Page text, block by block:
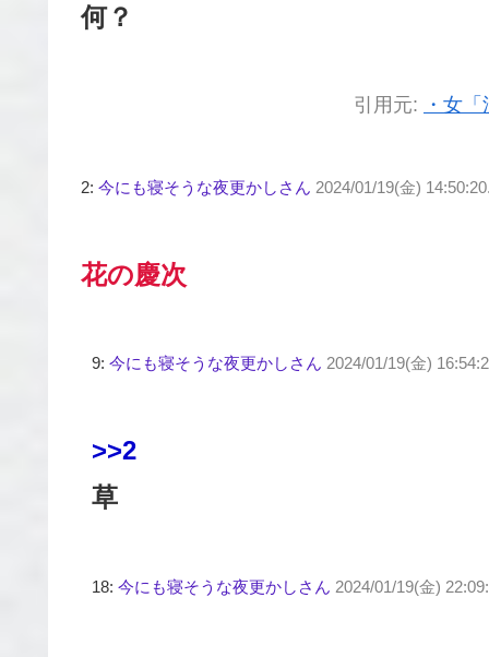
何？
引用元: ・女
2: 今にも寝そうな夜更かしさん 2024/01/19(金)
花の慶次
9: 今にも寝そうな夜更かしさん 2024/01/19(金)
>>2
草
18: 今にも寝そうな夜更かしさん 2024/01/19(金)